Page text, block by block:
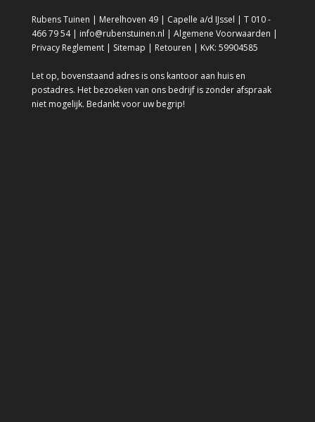
Rubens Tuinen | Merelhoven 49 | Capelle a/d IJssel | T 010 -
466 79 54 | info@rubenstuinen.nl | Algemene Voorwaarden |
Privacy Reglement| Sitemap | Retouren | KvK: 59904585
Let op, bovenstaand adres is ons kantoor aan huis en
postadres. Het bezoeken van ons bedrijf is zonder afspraak
niet mogelijk. Bedankt voor uw begrip!